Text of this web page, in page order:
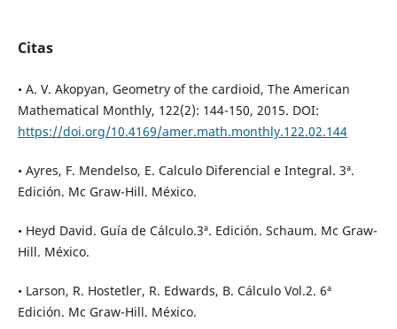
Citas
• A. V. Akopyan, Geometry of the cardioid, The American
Mathematical Monthly, 122(2): 144-150, 2015. DOI:
https://doi.org/10.4169/amer.math.monthly.122.02.144
• Ayres, F. Mendelso, E. Calculo Diferencial e Integral. 3ª.
Edición. Mc Graw-Hill. México.
• Heyd David. Guía de Cálculo.3ª. Edición. Schaum. Mc Graw-
Hill. México.
• Larson, R. Hostetler, R. Edwards, B. Cálculo Vol.2. 6ª
Edición. Mc Graw-Hill. México.